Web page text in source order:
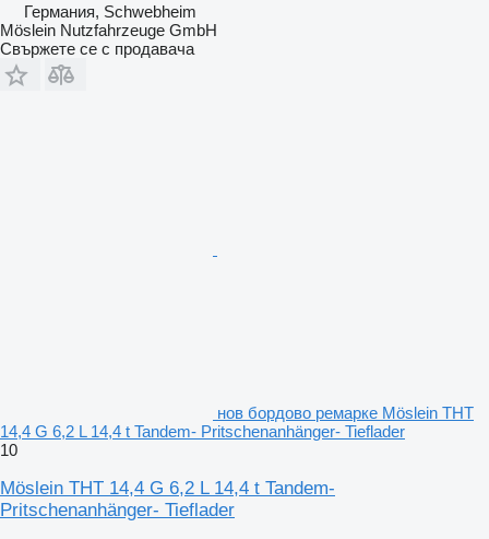
Германия, Schwebheim
Möslein Nutzfahrzeuge GmbH
Свържете се с продавача
нов бордово ремарке Möslein THT
14,4 G 6,2 L 14,4 t Tandem- Pritschenanhänger- Tieflader
10
Möslein THT 14,4 G 6,2 L 14,4 t Tandem-
Pritschenanhänger- Tieflader